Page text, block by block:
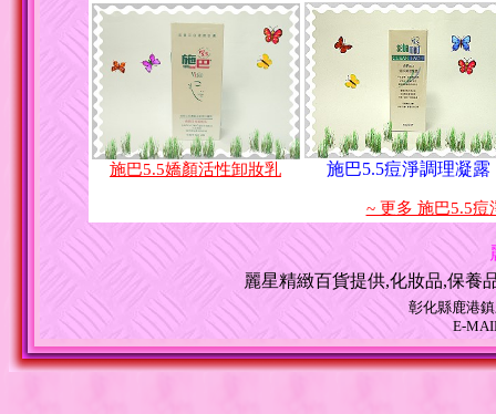
施巴5.5嬌顏活性卸妝乳 施巴5.5痘淨調理凝露
~ 更多 施巴5.5痘
麗星精緻百貨提供,化妝品,保養
彰化縣鹿港
E-